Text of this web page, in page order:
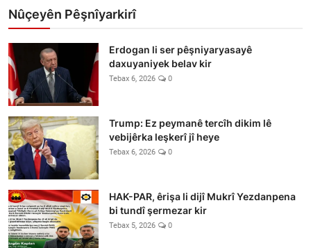
Nûçeyên Pêşnîyarkirî
Erdogan li ser pêşniyaryasayê
daxuyaniyek belav kir
Tebax 6, 2026 0
Trump: Ez peymanê tercîh dikim lê
vebijêrka leşkerî jî heye
Tebax 6, 2026 0
HAK-PAR, êrişa li dijî Mukrî Yezdanpena
bi tundî şermezar kir
Tebax 5, 2026 0